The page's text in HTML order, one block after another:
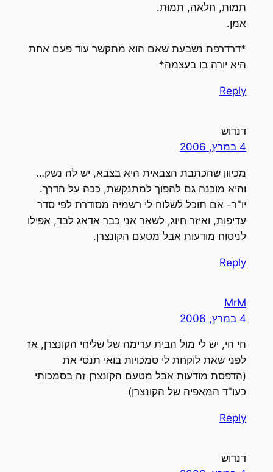
תמות, חלאה, תמות.
אמן.
*דרדרפת נשבעת שאם הוא מתקשר עוד פעם אחת
היא יורה בו בעצמה*
Reply
דנדוש
4 במרץ, 2006
מכיוון שהכתבת הצבאית היא בצבא, יש לה נשק…
והיא מוכנה גם להפוך למתנקשת, ככה על הדרך.
יו"ר- אם תוכל לשלוח לי רשמיה מסודרת לפי סדר
עדיפות, ואיזר חיוג, לשאר אני כבר אדאג לבד, אפילו
לניסוח מודעות אבל מטעם הקונצרן.
Reply
MrM
4 במרץ, 2006
הי הי, יש לי מול הבית ערימה של שליחי הקונצרן, אז
לפני שאת לוקחת לי סמכויות בואי תנסי את
(הדפסת מודעות אבל מטעם הקונצרן זה בסמכותי
כעו"ד המאפיה של הקונצרן)
Reply
דנדוש